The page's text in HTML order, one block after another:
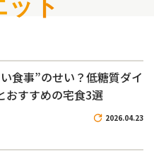
食事”のせい？低糖質ダイ
おすすめの宅食3選
2026.04.23